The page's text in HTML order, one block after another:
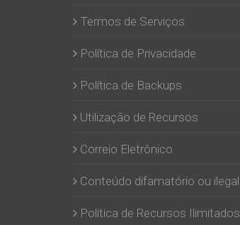
Termos de Serviços
Política de Privacidade
Política de Backups
Utilização de Recursos
Correio Eletrônico
Conteúdo difamatório ou ilegal
Política de Recursos Ilimitados